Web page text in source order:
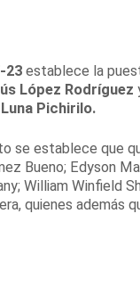
23 establece la
López Rodríguez
Pichirilo.
se establece que
Bueno; Edyson
William Winfield
quienes además